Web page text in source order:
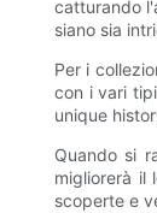
catturando
siano sia
Per i
con i vari
unique
Quando si
migliorerà il
scoperte e